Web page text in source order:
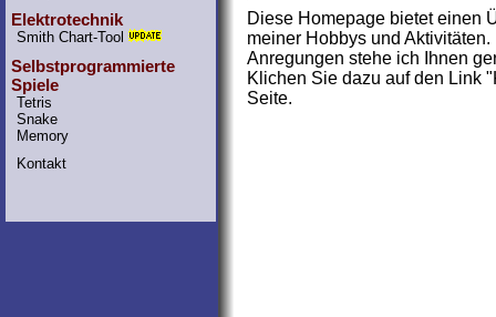
Elektrotechnik
Smith Chart-Tool
Selbstprogrammierte
Spiele
Tetris
Snake
Memory
Kontakt
Diese Homepage bietet einen
meiner Hobbys und
Anregungen stehe ich Ihnen
Klichen Sie dazu auf den Link
Seite.